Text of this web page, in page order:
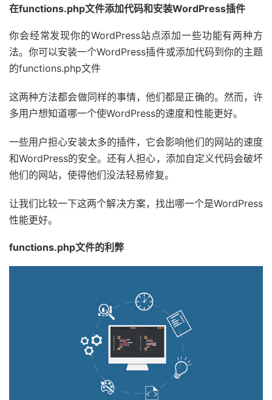
在functions.php文件添加代码和安装WordPress插件
你会经常发现你的WordPress站点添加一些功能有两种方
法。你可以安装一个WordPress插件或添加代码到你的主题
的functions.php文件
这两种方法都会做同样的事情，他们都是正确的。然而，许
多用户想知道哪一个使WordPress的速度和性能更好。
一些用户担心安装太多的插件，它会影响他们的网站的速度
和WordPress的安全。还有人担心，添加自定义代码会破坏
他们的网站，使得他们没法轻易修复。
让我们比较一下这两个解决方案，找出哪一个是WordPress
性能更好。
functions.php文件的利弊